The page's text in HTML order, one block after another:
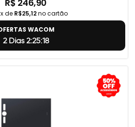
R$ 246,90
de R$25,12no cartão
WACOM
2 Dias 2:25:18